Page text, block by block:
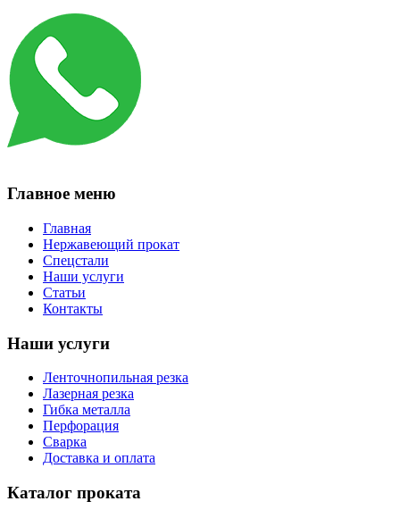
Главное меню
Главная
Нержавеющий прокат
Спецстали
Наши услуги
Статьи
Контакты
Наши услуги
Ленточнопильная резка
Лазерная резка
Гибка металла
Перфорация
Сварка
Доставка и оплата
Каталог проката